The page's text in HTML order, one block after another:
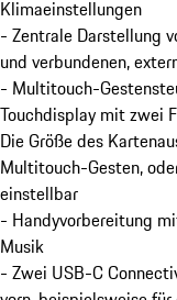
Klimaeinstellungen
- Zentrale Darstellung
und verbundenen,
- Multitouch-
Touchdisplay mit zwei
Die Größe des
Multitouch-Gesten,
einstellbar
- Handyvorbereitung
Musik
- Zwei USB-C